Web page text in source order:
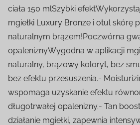
ciała 150 mlSzybki
mgiełki Luxury Bronze i otul skórę
naturalnym brązem!Poczwórna
opaleniznyWygodna w aplikacji
naturalny, brązowy koloryt, bez
bez efektu przesuszenia.-
wspomaga uzyskanie efektu
długotrwałej opalenizny.- Tan
działanie mgiełki, zapewnia